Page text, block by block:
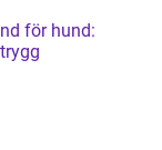
för hund: